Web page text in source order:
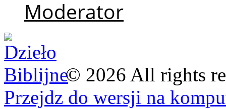
Moderator
© 2026 All rights
Przejdz do wersji na